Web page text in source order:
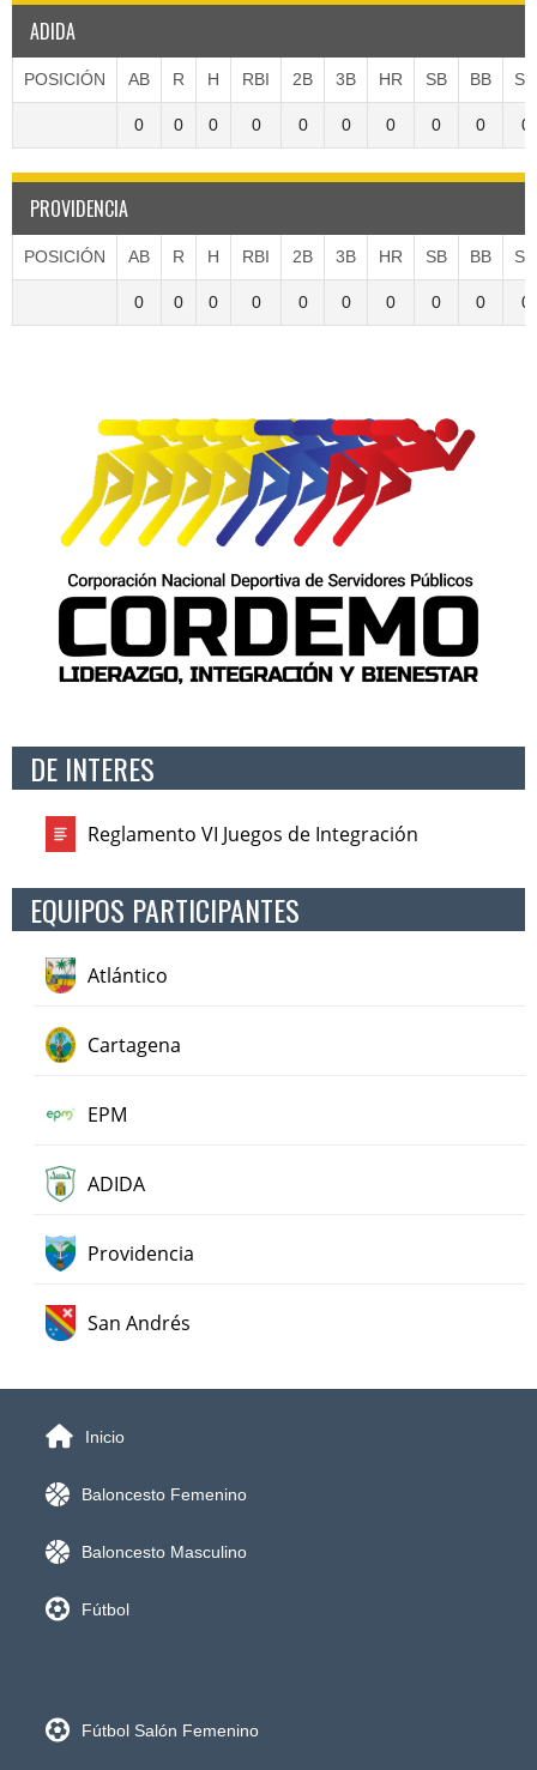
ADIDA
POSICIÓN AB R H RBI 2B 3B HR SB BB SO
0 0 0 0 0 0 0 0 0 0
PROVIDENCIA
POSICIÓN AB R H RBI 2B 3B HR SB BB SO
0 0 0 0 0 0 0 0 0 0
DE INTERES
Reglamento VI Juegos de Integración
EQUIPOS PARTICIPANTES
Atlántico
Cartagena
EPM
ADIDA
Providencia
San Andrés
Inicio
Baloncesto Femenino
Baloncesto Masculino
Fútbol
Fútbol Salón Femenino